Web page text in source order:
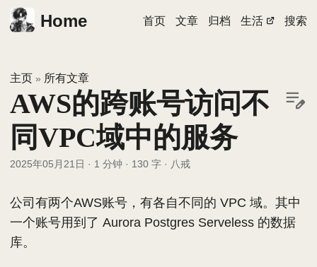
Home 首页 文章 归档 生活 搜索
主页 » 所有文章
AWS的跨账号访问不
同VPC域中的服务
2025年05月21日 · 1 分钟 · 130 字 · 八戒
公司有两个AWS账号，有各自不同的 VPC 域。其中
一个账号用到了 Aurora Postgres Serveless 的数据
库。